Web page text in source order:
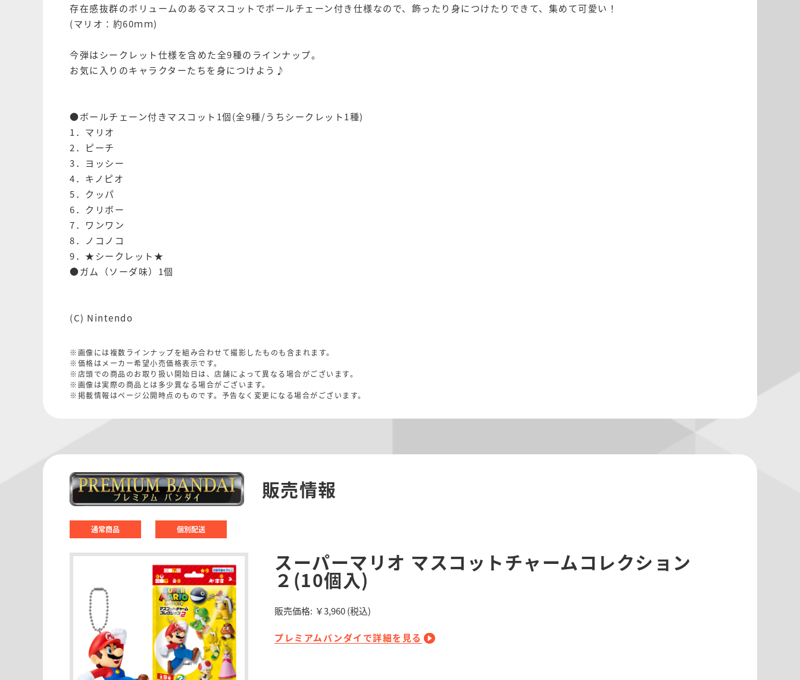
存在感抜群のボリュームのあるマスコットでボールチェーン付き仕様なので、飾ったり身につけたりできて、集めて可愛い！
(マリオ：約60ｍｍ)
今弾はシークレット仕様を含めた全9種のラインナップ。
お気に入りのキャラクターたちを身につけよう♪
●ボールチェーン付きマスコット1個(全9種/うちシークレット1種)
1．マリオ
2．ピーチ
3．ヨッシー
4．キノピオ
5．クッパ
6．クリボー
7．ワンワン
8．ノコノコ
9．★シークレット★
●ガム（ソーダ味）1個
(C) Nintendo
※画像には複数ラインナップを組み合わせて撮影したものも含まれます。
※価格はメーカー希望小売価格表示です。
※店頭での商品のお取り扱い開始日は、店舗によって異なる場合がございます。
※画像は実際の商品とは多少異なる場合がございます。
※掲載情報はページ公開時点のものです。予告なく変更になる場合がございます。
販売情報
通常商品 個別配送
スーパーマリオ マスコットチャームコレクション
２(10個入)
販売価格: ￥3,960(税込)
プレミアムバンダイで詳細を見る